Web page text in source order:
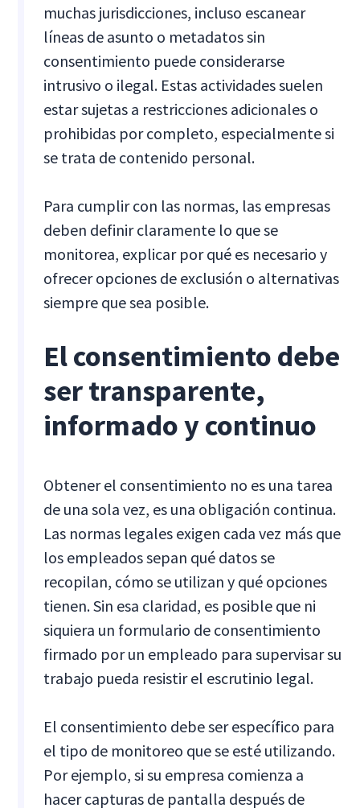
muchas jurisdicciones, incluso escanear
líneas de asunto o metadatos sin
consentimiento puede considerarse
intrusivo o ilegal. Estas actividades suelen
estar sujetas a restricciones adicionales o
prohibidas por completo, especialmente si
se trata de contenido personal.
Para cumplir con las normas, las empresas
deben definir claramente lo que se
monitorea, explicar por qué es necesario y
ofrecer opciones de exclusión o alternativas
siempre que sea posible.
El consentimiento debe
ser transparente,
informado y continuo
Obtener el consentimiento no es una tarea
de una sola vez, es una obligación continua.
Las normas legales exigen cada vez más que
los empleados sepan qué datos se
recopilan, cómo se utilizan y qué opciones
tienen. Sin esa claridad, es posible que ni
siquiera un formulario de consentimiento
firmado por un empleado para supervisar su
trabajo pueda resistir el escrutinio legal.
El consentimiento debe ser específico para
el tipo de monitoreo que se esté utilizando.
Por ejemplo, si su empresa comienza a
hacer capturas de pantalla después de